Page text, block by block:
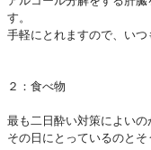
す。
手軽にとれますので、いつ
２：食べ物
最も二日酔い対策によいの
その日にとっているのとそ